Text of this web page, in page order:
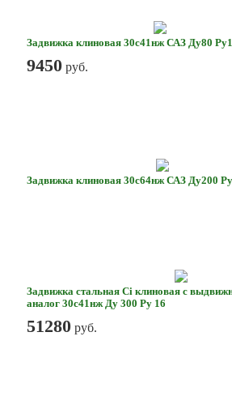
Задвижка клиновая 30с41нж САЗ Ду80
9450 руб.
Задвижка клиновая 30с64нж САЗ Ду200
Задвижка стальная Ci клиновая с
аналог 30с41нж Ду 300 Ру 16
51280 руб.